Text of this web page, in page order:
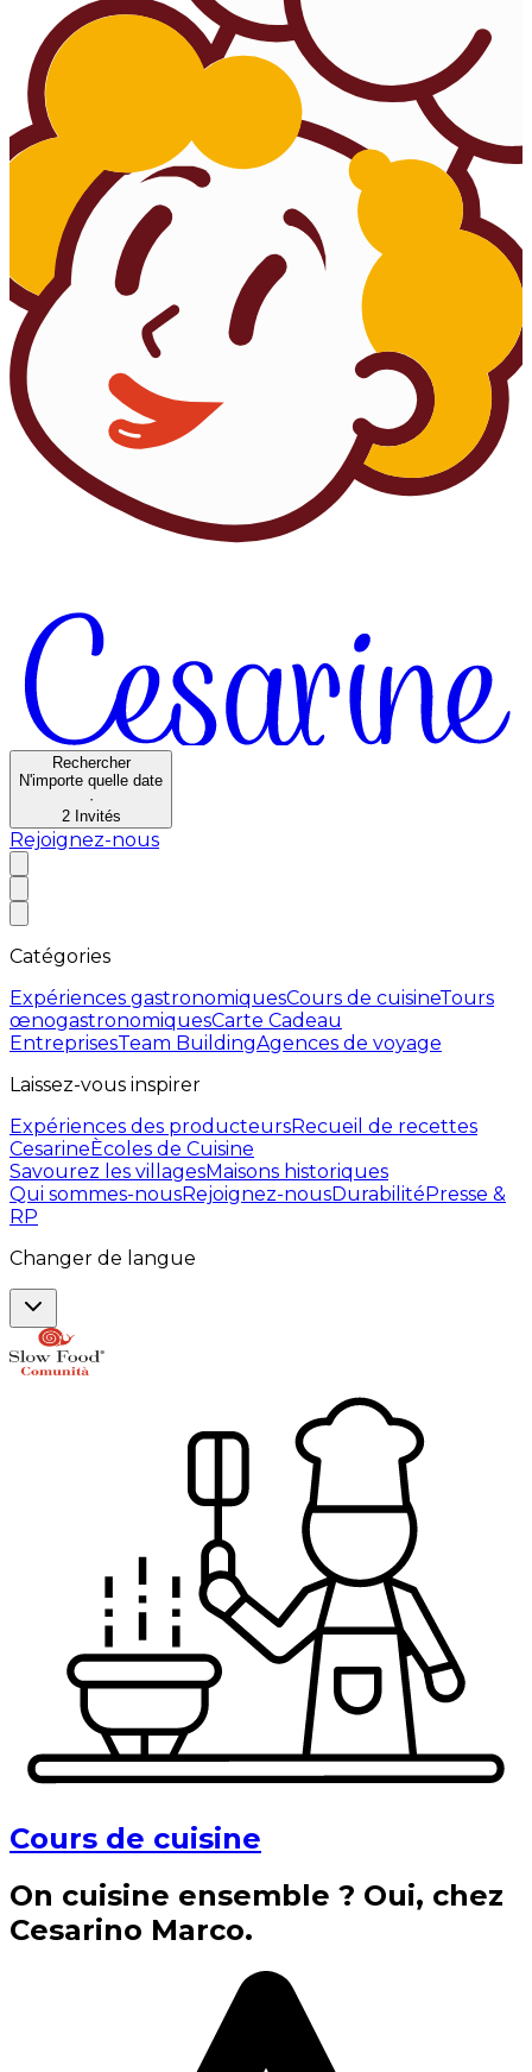
Rechercher
N'importe quelle date
·
2 Invités
Rejoignez-nous
Catégories
Expériences gastronomiquesCours de cuisineTours
œnogastronomiquesCarte Cadeau
EntreprisesTeam BuildingAgences de voyage
Laissez-vous inspirer
Expériences des producteursRecueil de recettes
CesarineÈcoles de Cuisine
Savourez les villagesMaisons historiques
Qui sommes-nousRejoignez-nousDurabilitéPresse &
RP
Changer de langue
Cours de cuisine
On cuisine ensemble ? Oui, chez
Cesarino Marco.